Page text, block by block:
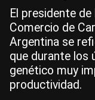
El presidente
Comercio de
Argentina se
que durante los
genético muy
productividad.